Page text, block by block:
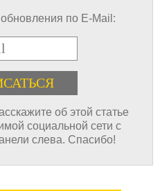
по E-Mail:
об этой статье
социальной сети с
слева. Спасибо!